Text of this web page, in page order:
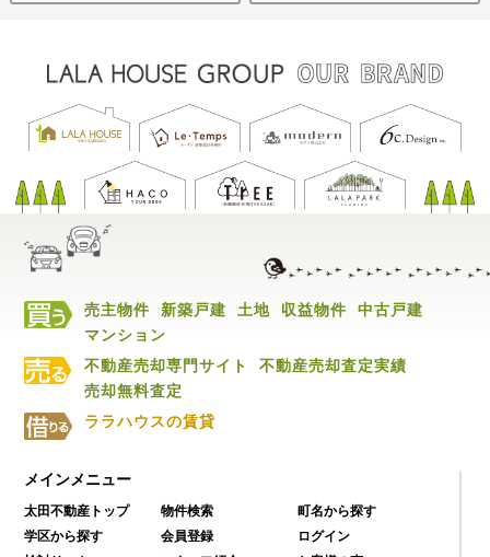
売主物件 新築戸建 土地 収益物件
中古戸建
マンション
不動産売却専門サイト
不動産売却査定実績
売却無料査定
ララハウスの賃貸
メインメニュー
太田不動産トップ 物件検索
町名から探す
学区から探す
会員登録
ログイン